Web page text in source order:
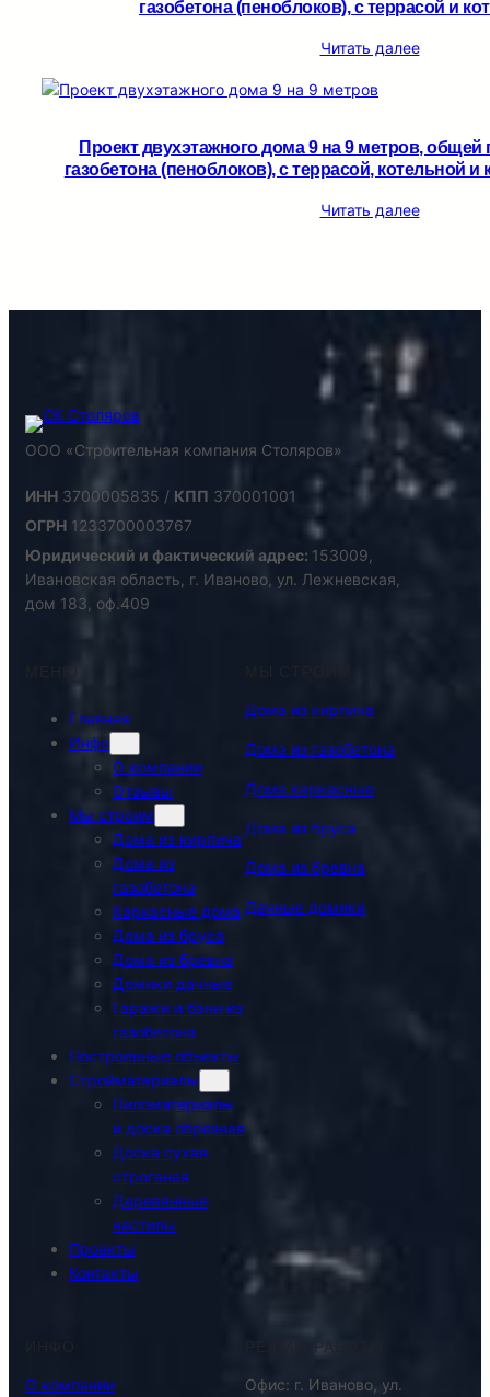
газобетона (пеноблоков), c террасой и
Читать далее
Проект двухэтажного дома 9 на 9 метров,
газобетона (пеноблоков), c террасой, котельной и
Читать далее
ООО «Строительная компания Столяров»
ИНН 3700005835 / КПП 370001001
ОГРН 1233700003767
Юридический и фактический адрес: 153009,
Ивановская область, г. Иваново, ул. Лежневская,
дом 183, оф.409
Главная
Инфо
О компании
Отзывы
Мы строим
Дома из кирпича
Дома из
газобетона
Каркасные дома
Дома из бруса
Дома из бревна
Домики дачные
Гаражи и бани из
газобетона
Построенные объекты
Стройматериалы
Пиломатериалы
и доска обрезная
Доска сухая
строганая
Деревянные
настилы
Проекты
Контакты
Дома из кирпича
Дома из газобетона
Дома каркасные
Дома из бруса
Дома из бревна
Дачные домики
О компании
РЕЖИМ РАБОТЫ
Офис: г. Иваново, ул.